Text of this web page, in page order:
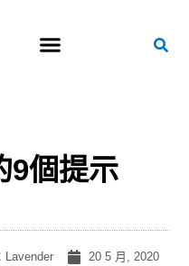
9個提示
Lavender 20 5 月, 2020